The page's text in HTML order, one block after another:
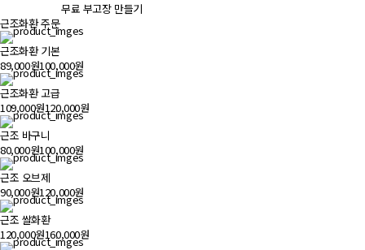
무료 부고장 만들기
근조화환 주문
근조화환 기본
89,000원100,000원
근조화환 고급
109,000원120,000원
근조 바구니
80,000원100,000원
근조 오브제
90,000원120,000원
근조 쌀화환
120,000원160,000원